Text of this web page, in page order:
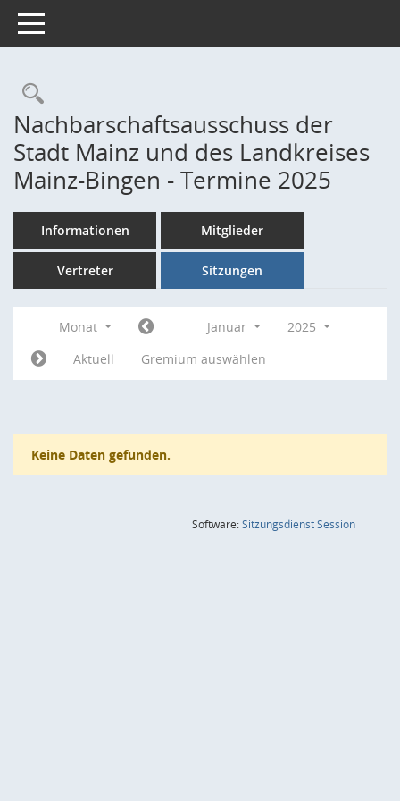
Toggle navigation
Rechercheauswahl
Nachbarschaftsausschuss der
Stadt Mainz und des Landkreises
Mainz-Bingen - Termine 2025
Informationen Mitglieder
Vertreter Sitzungen
Monat Januar
2025
Aktuell
Gremium auswählen
Keine Daten gefunden.
Software:SitzungsdienstSession(Wird in